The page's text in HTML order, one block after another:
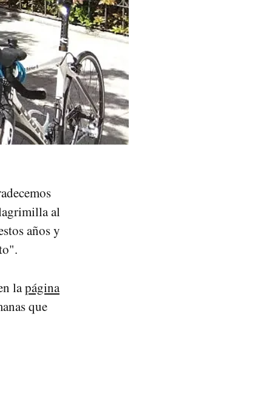
al
años y
lapágina
que